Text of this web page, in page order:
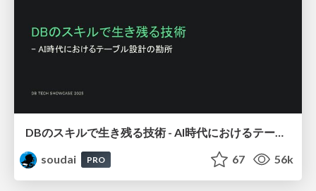
soudai
PRO 67 56k